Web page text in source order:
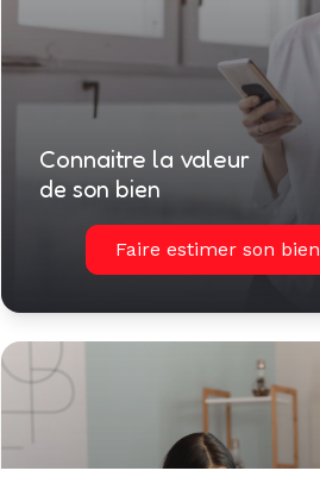
connaitre la valeur
de son bien
Faire estimer son bien